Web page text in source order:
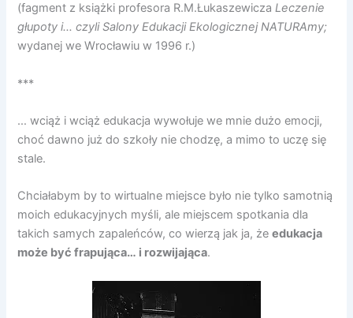
(fagment z książki profesora R.M.ŁukaszewiczaLeczenie
głupoty i… czyli Salony Edukacji Ekologicznej NATURAmy;
wydanej we Wrocławiu w 1996 r.)
***
… wciąż i wciąż edukacja wywołuje we mnie dużo emocji,
choć dawno już do szkoły nie chodzę, a mimo to uczę się
stale.
Chciałabym by to wirtualne miejsce było nie tylko samotnią
moich edukacyjnych myśli, ale miejscem spotkania dla
takich samych zapaleńców, co wierzą jak ja, żeedukacja
może być frapująca… i rozwijająca.